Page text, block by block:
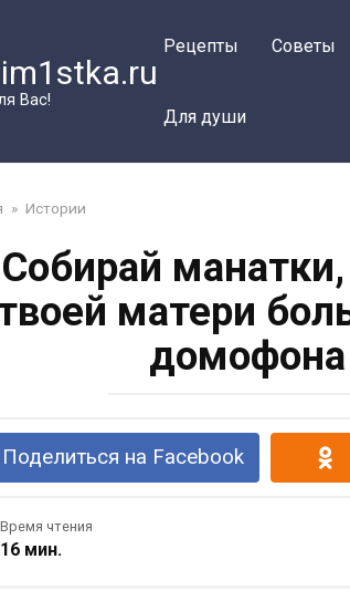
Вас!
Рецепты Советы
Для души
» Истории
матери
Поделиться на Facebook
Время чтения
16 мин.